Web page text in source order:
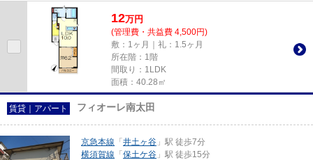
12万円
(管理費・共益費 4,500円)
敷：1ヶ月｜礼：1.5ヶ月
所在階：1階
間取り：1LDK
面積：40.28㎡
賃貸｜アパート フィオーレ南太田
京急本線 「 井土ヶ谷 」駅 徒歩7分
横須賀線 「 保土ケ谷 」駅 徒歩15分